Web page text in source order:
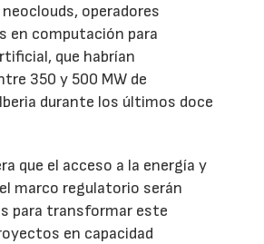
operadores
en computación para
que habrían
350 y 500 MW de
durante los últimos doce
que el acceso a la energía y
marco regulatorio serán
para transformar este
en capacidad